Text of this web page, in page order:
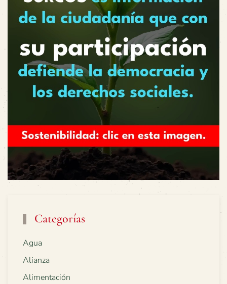
Categorías
Agua
Alianza
Alimentación